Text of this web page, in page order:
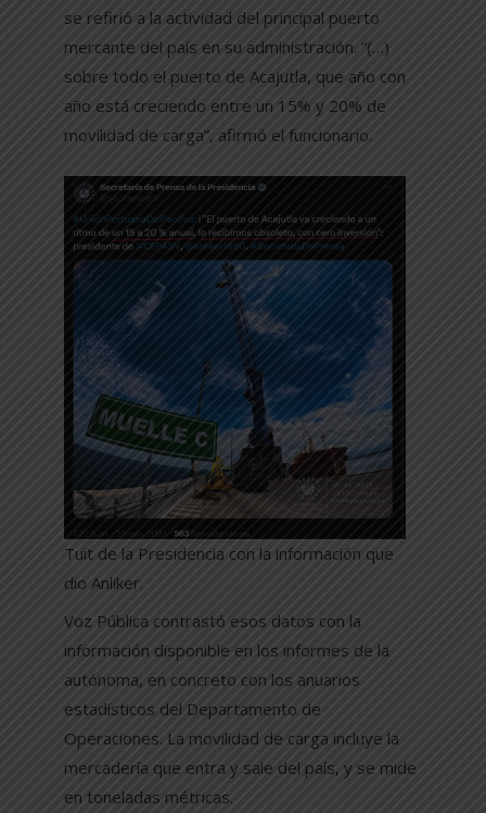
se refirió a la actividad del principal puerto
mercante del país en su administración. “(…)
sobre todo el puerto de Acajutla, que año con
año está creciendo entre un 15% y 20% de
movilidad de carga”, afirmó el funcionario.
Tuit de la Presidencia con la información que
dio Anliker.
Voz Pública contrastó esos datos con la
información disponible en los informes de la
autónoma, en concreto con los anuarios
estadísticos del Departamento de
Operaciones. La movilidad de carga incluye la
mercadería que entra y sale del país, y se mide
en toneladas métricas.